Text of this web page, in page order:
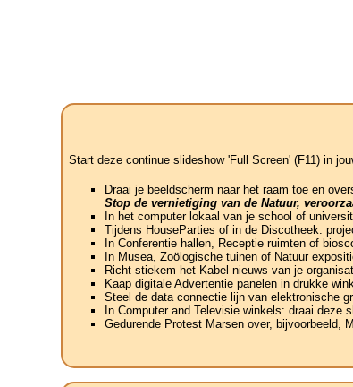
Start deze continue slideshow 'Full Screen' (F11) in
Draai je beeldscherm naar het raam toe en
Stop de vernietiging van de Natuur,
In het computer lokaal van je school of
Tijdens HouseParties of in de Discotheek:
In Conferentie hallen, Receptie ruimten of
In Musea, Zoölogische tuinen of Natuur
Richt stiekem het Kabel nieuws van je
Kaap digitale Advertentie panelen in drukke
Steel de data connectie lijn van elektronische
In Computer and Televisie winkels: draai deze
Gedurende Protest Marsen over, bijvoorbeeld,